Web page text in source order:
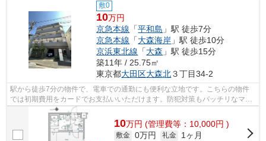
敷0
10万円
京急本線 「平和島 」駅 徒歩7分
京急本線 「大森海岸 」駅 徒歩10分
京浜東北線 「大森 」駅 徒歩15分
築11年 / 25.75㎡
東京都大田区大森北３丁目34-2
駅から徒歩7分の物件で、電車での通勤にも便利な立地です。こちらの物件
では初期費用をカードでお支払いいただけます。防犯対策もバッチリなマン
ションタイプの物件です。2駅利用でき...
10万円 (管理費等：10,000円 )
敷金 0万円 礼金
1ヶ月